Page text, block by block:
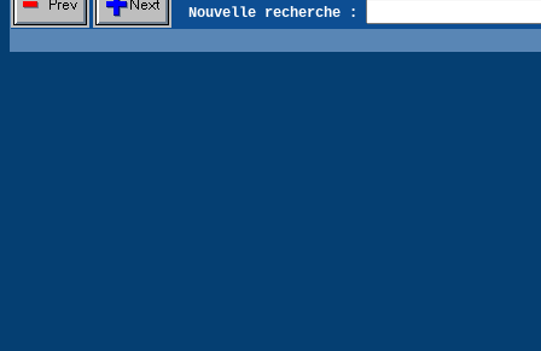
Nouvelle recherche :